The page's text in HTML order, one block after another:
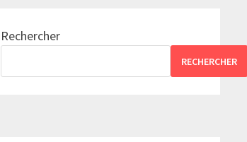
Rechercher
RECHERCHER